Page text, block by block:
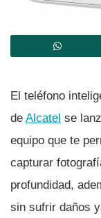
El teléfono
de Alcatel se
equipo que te
capturar
profundidad,
sin sufrir daños